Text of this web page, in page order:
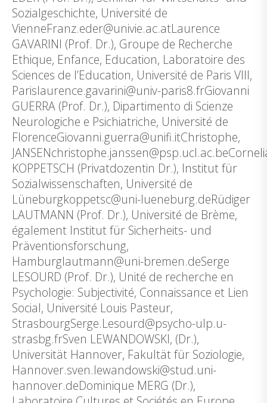
Sozialgeschichte, Université de
VienneFranz.eder@univie.ac.atLaurence
GAVARINI (Prof. Dr.), Groupe de Recherche
Ethique, Enfance, Education, Laboratoire des
Sciences de l’Education, Université de Paris VIII,
Parislaurence.gavarini@univ-paris8.frGiovanni
GUERRA (Prof. Dr.), Dipartimento di Scienze
Neurologiche e Psichiatriche, Université de
FlorenceGiovanni.guerra@unifi.itChristophe,
KOPPETSCH (Privatdozentin Dr.), Institut für
Sozialwissenschaften, Université de
Lüneburgkoppetsc@uni-lueneburg.deRüdiger
LAUTMANN (Prof. Dr.), Université de Brème,
également Institut für Sicherheits- und
Präventionsforschung,
Hamburglautmann@uni-bremen.deSerge
LESOURD (Prof. Dr.), Unité de recherche en
Psychologie: Subjectivité, Connaissance et Lien
Social, Université Louis Pasteur,
StrasbourgSerge.Lesourd@psycho-ulp.u-
strasbg.frSven LEWANDOWSKI, (Dr.),
Universität Hannover, Fakultät für Soziologie,
Hannover.sven.lewandowski@stud.uni-
hannover.deDominique MERG (Dr.),